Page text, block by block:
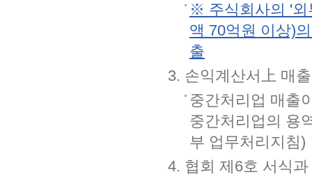
※ 주식회사의 '외
액 70억원 이상)
출
손익계산서上 매
중간처리업 매출
중간처리업의 용
부 업무처리지침)
협회 제6호 서식